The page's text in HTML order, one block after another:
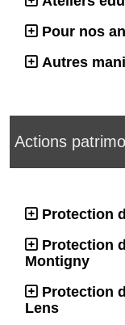
Pour nos
Autres
Actions
Protection
Protection
Montigny
Protection
Lens